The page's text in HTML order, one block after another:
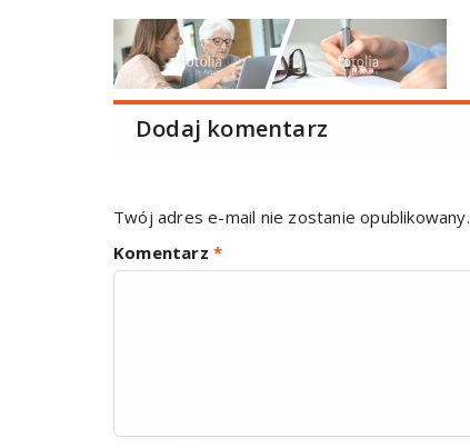
Dodaj komentarz
Twój adres e-mail nie zostanie opublikowany.
Komentarz *